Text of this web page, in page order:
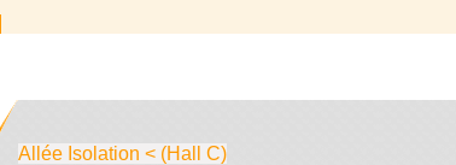
Allée Isolation < (Hall C)